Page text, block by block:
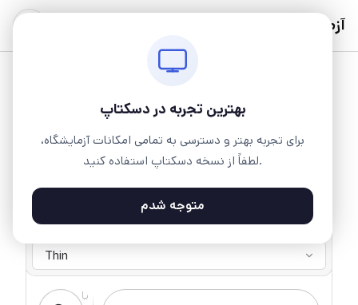
بهترین تجربه در دسکتاپ
برای تجربه بهتر و دسترسی به تمامی امکانات آزمایشگاه،
لطفاً از نسخه دسکتاپ استفاده کنید.
متوجه شدم
آزمایشگاه
9 وزن ۱ سبک